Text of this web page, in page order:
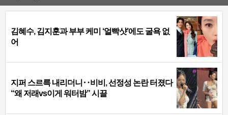
김혜수, 김지훈과 부부 케미 ‘얼빡샷’에도 굴욕 없
어
지퍼 스르륵 내리더니‥비비, 선정성 논란 터졌다
“왜 저래vs이게 워터밤” 시끌